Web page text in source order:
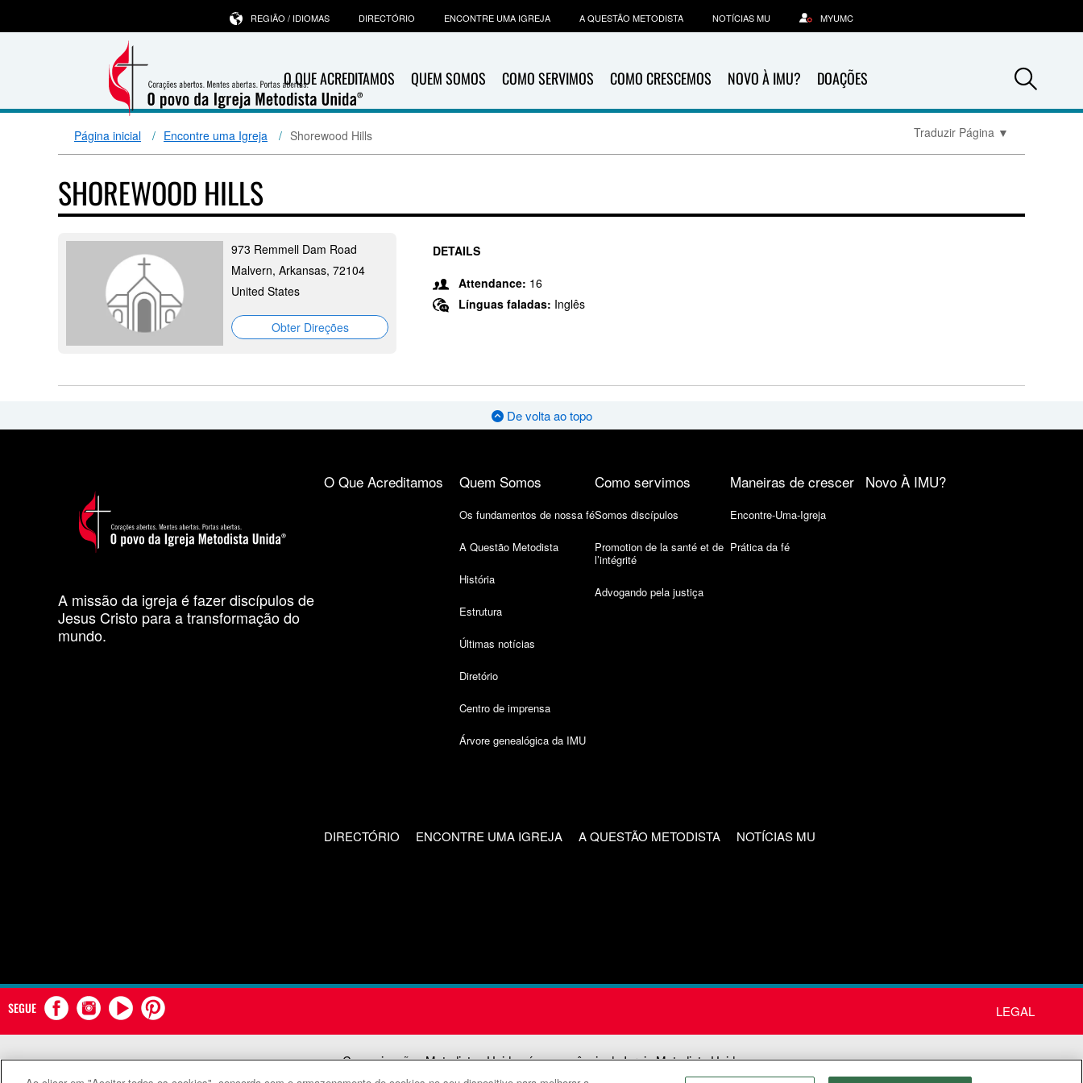
O QUE ACREDITAMOS QUEM SOMOS COMO SERVIMOS COMO CRESCEMOS NOVO À IMU? DOAÇÕES
REGIÃO / IDIOMAS DIRECTÓRIO ENCONTRE UMA IGREJA A QUESTÃO METODISTA NOTÍCIAS MU MYUMC
Página inicial Encontre uma Igreja Shorewood Hills Traduzir Página ▼
SHOREWOOD HILLS
973 Remmell Dam Road
Malvern, Arkansas, 72104
United States
Obter Direções
DETAILS
Attendance: 16
Línguas faladas: Inglês
De volta ao topo
A missão da igreja é fazer discípulos de
Jesus Cristo para a transformação do
mundo.
O Que Acreditamos Quem Somos
Os fundamentos de nossa fé
A Questão Metodista
História
Estrutura
Últimas notícias
Diretório
Centro de imprensa
Árvore genealógica da IMU
Como servimos
Somos discípulos
Promotion de la santé et de
l’intégrité
Advogando pela justiça
Maneiras de crescer
Encontre-Uma-Igreja
Prática da fé
Novo À IMU?
DIRECTÓRIO ENCONTRE UMA IGREJA A QUESTÃO METODISTA NOTÍCIAS MU
SEGUE LEGAL
Comunicações Metodistas Unidas é uma agência da Igreja Metodista Unida